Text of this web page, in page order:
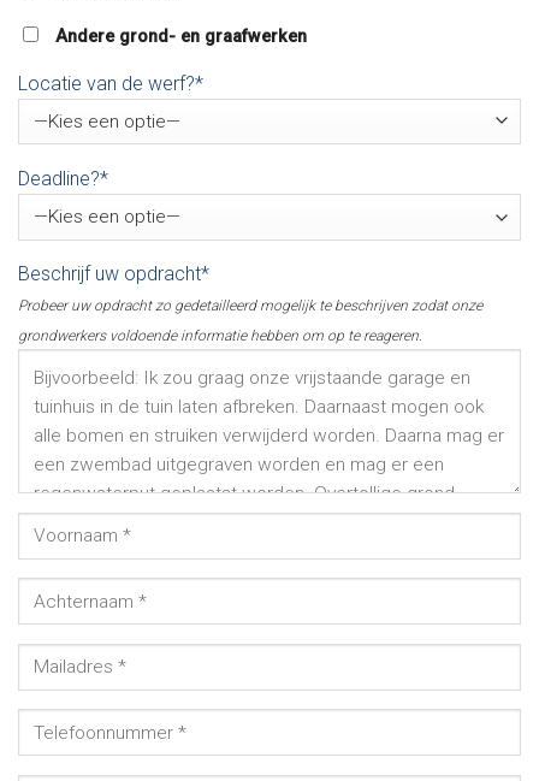
Andere grond- en graafwerken
Locatie van de werf?*
Deadline?*
Beschrijf uw opdracht*
Probeer uw opdracht zo gedetailleerd mogelijk te beschrijven zodat onze
grondwerkers voldoende informatie hebben om op te reageren.